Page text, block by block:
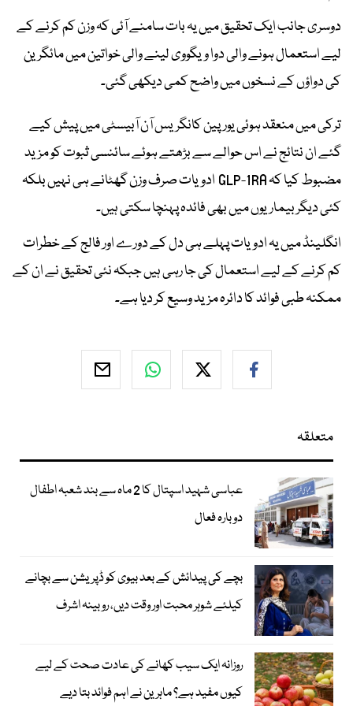
دوسری جانب ایک تحقیق میں یہ بات سامنے آئی کہ وزن کم کرنے کے
لیے استعمال ہونے والی دوا ویگووی لینے والی خواتین میں مائگرین
کی دواؤں کے نسخوں میں واضح کمی دیکھی گئی۔
ترکی میں منعقد ہوئی یورپین کانگریس آن آبیسٹی میں پیش کیے
گئے ان نتائج نے اس حوالے سے بڑھتے ہوئے سائنسی ثبوت کو مزید
مضبوط کیا کہ GLP-1RA ادویات صرف وزن گھٹانے ہی نہیں بلکہ
کئی دیگر بیماریوں میں بھی فائدہ پہنچا سکتی ہیں۔
انگلینڈ میں یہ ادویات پہلے ہی دل کے دورے اور فالج کے خطرات
کم کرنے کے لیے استعمال کی جا رہی ہیں جبکہ نئی تحقیق نے ان کے
ممکنہ طبی فوائد کا دائرہ مزید وسیع کر دیا ہے۔
متعلقہ
عباسی شہید اسپتال کا 2 ماہ سے بند شعبہ اطفال
دوبارہ فعال
بچے کی پیدائش کے بعد بیوی کو ڈپریشن سے بچانے
کیلئے شوہر محبت اور وقت دیں، روبینہ اشرف
روزانہ ایک سیب کھانے کی عادت صحت کے لیے
کیوں مفید ہے؟ ماہرین نے اہم فوائد بتا دیے